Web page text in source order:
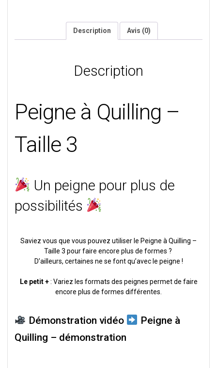
Description Avis (0)
Description
Peigne à Quilling –
Taille 3
Un peigne pour plus de
possibilités
Saviez vous que vous pouvez utiliser le Peigne à Quilling –
Taille 3 pour faire encore plus de formes ?
D’ailleurs, certaines ne se font qu’avec le peigne !
Le petit +: Variez les formats des peignes permet de faire
encore plus de formes différentes.
Démonstration vidéo
Peigne à
Quilling – démonstration